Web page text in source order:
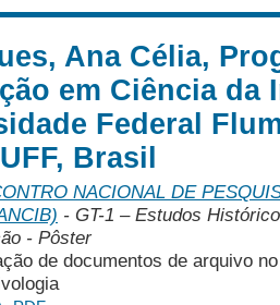
Ana Célia,
em Ciência da
Federal
Brasil
NACIONAL DE
- GT-1 – Estudos
- Pôster
de documentos de arquivo